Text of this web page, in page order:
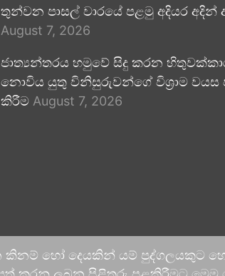
තුන්වන පාසල් වාරයේ පළමු අදියර අදින්
August 7, 2026
ජාත්‍යන්තරය හමුවේ සිදු කරන
නොවිය යුතු විනිසුරුවන්ගේ විශ්‍රාම වයස
කිරීම August 7, 2026
කිනම් හෝ දෙයකින් යම් පුද්ගලයකුට